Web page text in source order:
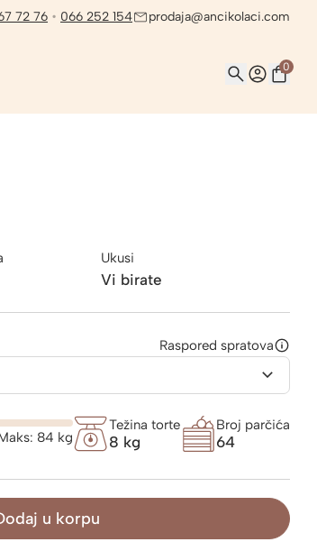
72 76 • 066 252 154 prodaja@ancikolaci.com
0
Ukusi
Vi birate
Raspored spratova
84 kg
Težina torte
8 kg
Broj parčića
64
u korpu